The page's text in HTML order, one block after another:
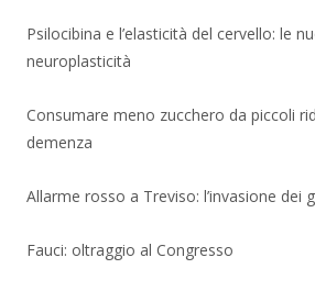
Psilocibina e l’elasticità del cervello: le
neuroplasticità
Consumare meno zucchero da piccoli
demenza
Allarme rosso a Treviso: l’invasione dei
Fauci: oltraggio al Congresso